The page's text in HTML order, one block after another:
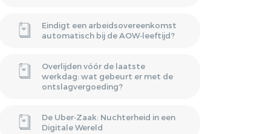
Eindigt een arbeidsovereenkomst
automatisch bij de AOW‑leeftijd?
Overlijden vóór de laatste
werkdag: wat gebeurt er met de
ontslagvergoeding?
De Uber‑Zaak: Nuchterheid in een
Digitale Wereld